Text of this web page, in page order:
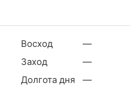
Восход
—
Заход
—
Долгота дня
—